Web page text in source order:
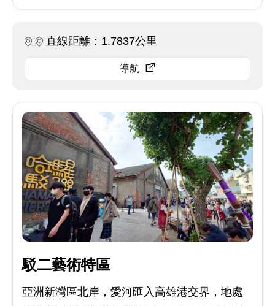
直線距離：1.7837公里
導航
駁二藝術特區
亞洲新灣區北岸，愛河匯入高雄港交界，地處